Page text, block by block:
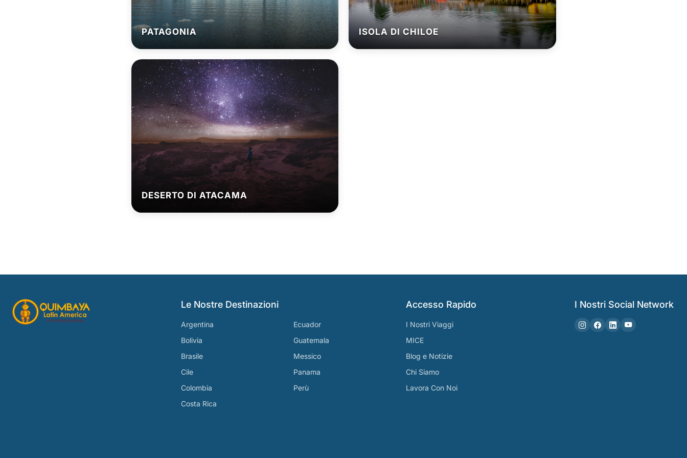
PATAGONIA ISOLA DI CHILOE
DESERTO DI ATACAMA
Le Nostre Destinazioni
Argentina
Bolivia
Brasile
Cile
Colombia
Costa Rica
Ecuador
Guatemala
Messico
Panama
Perù
Accesso Rapido
I Nostri Viaggi
MICE
Blog e Notizie
Chi Siamo
Lavora Con Noi
I Nostri Social Network